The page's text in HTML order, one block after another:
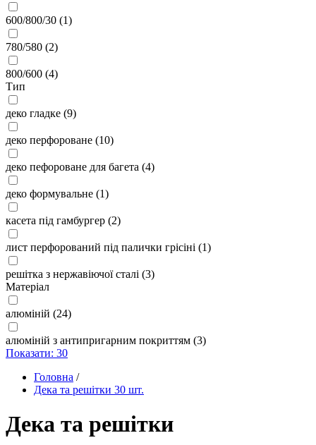
600/800/30 (1)
780/580 (2)
800/600 (4)
Тип
деко гладке (9)
деко перфороване (10)
деко пефороване для багета (4)
деко формувальне (1)
касета під гамбургер (2)
лист перфорований під палички грісіні (1)
решітка з нержавіючої сталі (3)
Матеріал
алюміній (24)
алюміній з антипригарним покриттям (3)
Показати: 30
Головна /
Дека та решітки 30 шт.
Дека та решітки